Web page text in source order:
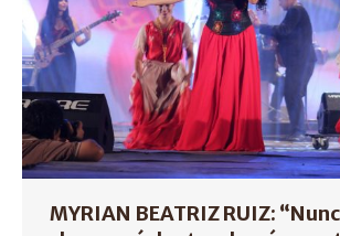
MYRIAN BEATRIZ RUIZ: